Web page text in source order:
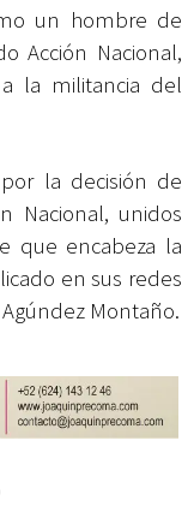
un hombre de
Acción Nacional,
la militancia del
la decisión de
Nacional, unidos
que encabeza la
en sus redes
Montaño.